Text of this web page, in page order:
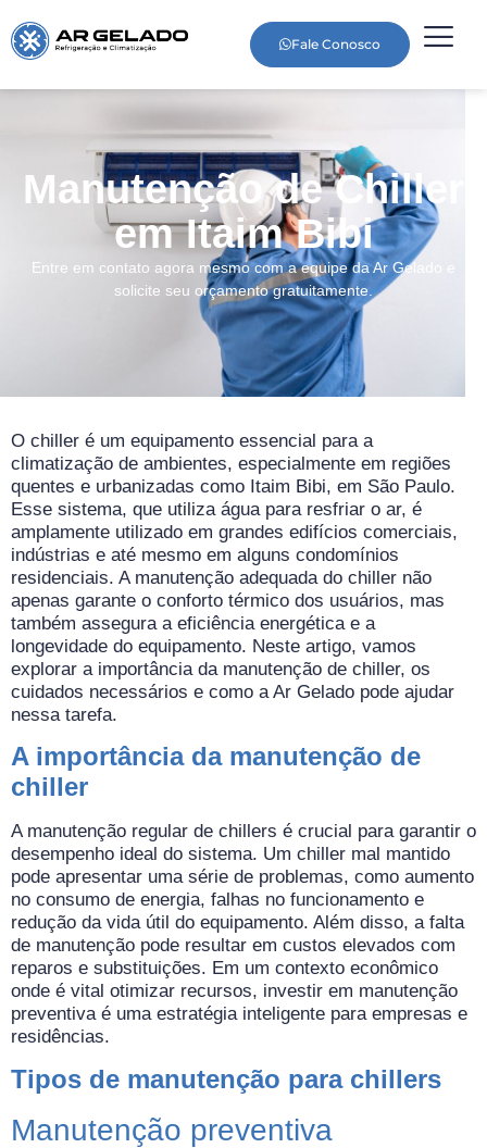
Fale Conosco
Manutenção de Chiller
em Itaim Bibi
Entre em contato agora mesmo com a equipe da Ar Gelado e
solicite seu orçamento gratuitamente.
O chiller é um equipamento essencial para a
climatização de ambientes, especialmente em regiões
quentes e urbanizadas como Itaim Bibi, em São Paulo.
Esse sistema, que utiliza água para resfriar o ar, é
amplamente utilizado em grandes edifícios comerciais,
indústrias e até mesmo em alguns condomínios
residenciais. A manutenção adequada do chiller não
apenas garante o conforto térmico dos usuários, mas
também assegura a eficiência energética e a
longevidade do equipamento. Neste artigo, vamos
explorar a importância da manutenção de chiller, os
cuidados necessários e como a Ar Gelado pode ajudar
nessa tarefa.
A importância da manutenção de
chiller
A manutenção regular de chillers é crucial para garantir o
desempenho ideal do sistema. Um chiller mal mantido
pode apresentar uma série de problemas, como aumento
no consumo de energia, falhas no funcionamento e
redução da vida útil do equipamento. Além disso, a falta
de manutenção pode resultar em custos elevados com
reparos e substituições. Em um contexto econômico
onde é vital otimizar recursos, investir em manutenção
preventiva é uma estratégia inteligente para empresas e
residências.
Tipos de manutenção para chillers
Manutenção preventiva